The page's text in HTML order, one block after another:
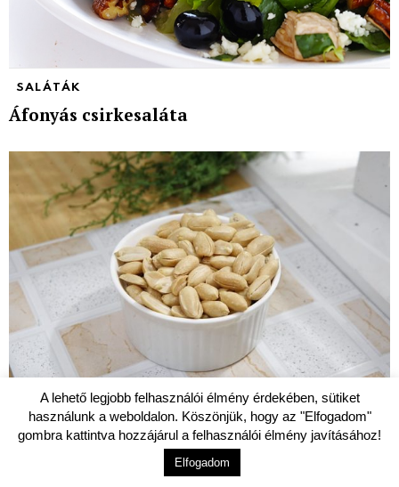
SALÁTÁK
Áfonyás csirkesaláta
BLOG
Mogyorót pirítanál? A mikró a legjobb
A lehető legjobb felhasználói élmény érdekében, sütiket
használunk a weboldalon. Köszönjük, hogy az "Elfogadom"
gombra kattintva hozzájárul a felhasználói élmény javításához!
Elfogadom